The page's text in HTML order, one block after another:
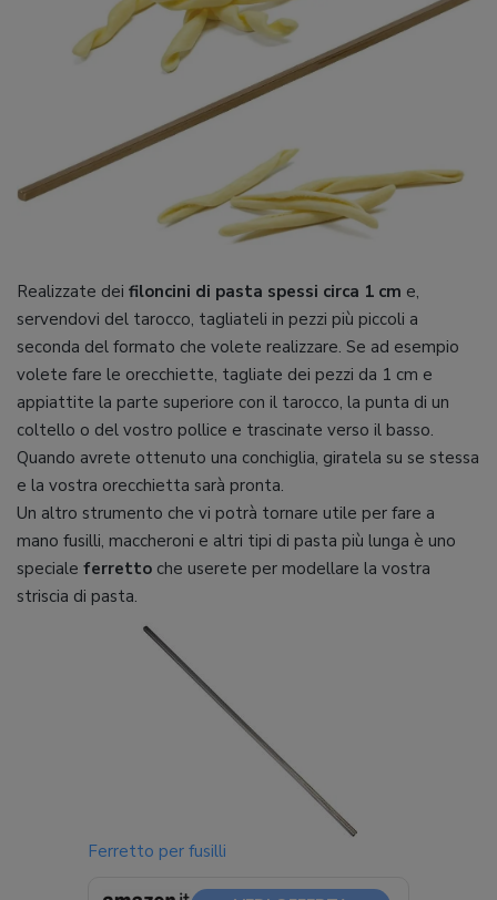
Realizzate dei filoncini di pasta spessi circa 1 cm e,
servendovi del tarocco, tagliateli in pezzi più piccoli a
seconda del formato che volete realizzare. Se ad esempio
volete fare le orecchiette, tagliate dei pezzi da 1 cm e
appiattite la parte superiore con il tarocco, la punta di un
coltello o del vostro pollice e trascinate verso il basso.
Quando avrete ottenuto una conchiglia, giratela su se stessa
e la vostra orecchietta sarà pronta.
Un altro strumento che vi potrà tornare utile per fare a
mano fusilli, maccheroni e altri tipi di pasta più lunga è uno
speciale ferretto che userete per modellare la vostra
striscia di pasta.
Ferretto per fusilli